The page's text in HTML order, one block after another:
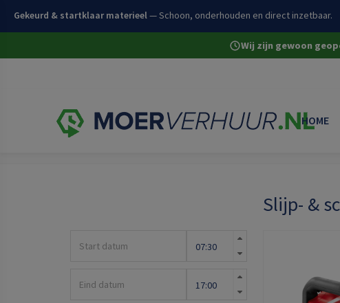
Gekeurd & startklaar materieel — Schoon, onderhouden en direct inzetbaar.
Wij zijn gewoon
HOME
Slijp- &